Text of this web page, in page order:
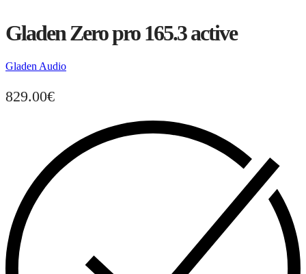
Gladen Zero pro 165.3 active
Gladen Audio
829.00€